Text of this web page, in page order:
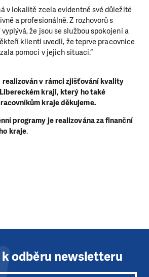
v lokalitě zcela evidentně své důležité
a profesionálně. Z rozhovorů s
že jsou se službou spokojeni a
klienti uvedli, že teprve pracovnice
pomoci v jejich situaci.“
realizován v rámci zjišťování kvality
kraji, který ho také
kraje děkujeme.
programy je realizována za finanční
kraje. CO DĚLÁME?
odběru newsletteru